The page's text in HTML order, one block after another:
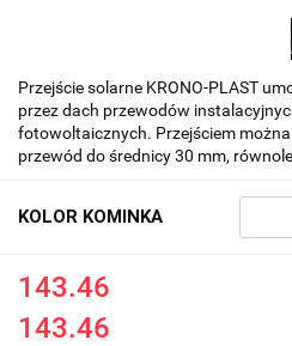
Przejście solarne KRONO-PLAST
przez dach przewodów
fotowoltaicznych. Przejściem
przewód do średnicy 30 mm,
KOLOR KOMINKA
143.46
143.46